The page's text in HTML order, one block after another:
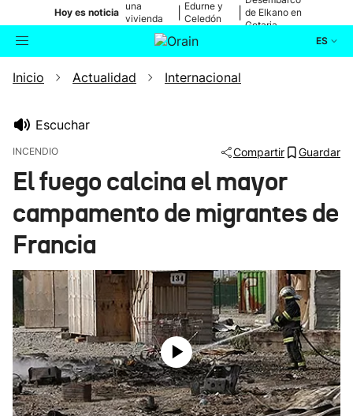
Hoy es noticia
una
vivienda
de Bilbao
Edurne y
Celedón
de Elkano en
Getaria
ES
Buscador Actualidad
Ikusmiran
Inicio Actualidad Internacional
Escuchar
INCENDIO Compartir Guardar
El fuego calcina el mayor
campamento de migrantes de
Francia